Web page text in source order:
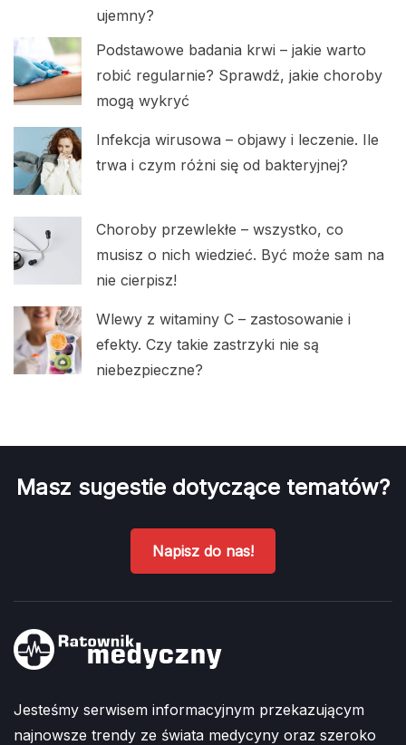
ujemny?
Podstawowe badania krwi – jakie warto
robić regularnie? Sprawdź, jakie choroby
mogą wykryć
Infekcja wirusowa – objawy i leczenie. Ile
trwa i czym różni się od bakteryjnej?
Choroby przewlekłe – wszystko, co
musisz o nich wiedzieć. Być może sam na
nie cierpisz!
Wlewy z witaminy C – zastosowanie i
efekty. Czy takie zastrzyki nie są
niebezpieczne?
Masz sugestie dotyczące tematów?
Napisz do nas!
Jesteśmy serwisem informacyjnym przekazującym
najnowsze trendy ze świata medycyny oraz szeroko